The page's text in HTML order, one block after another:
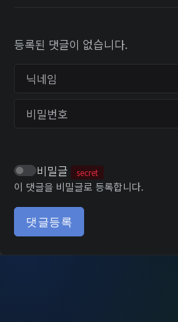
등록된 댓글이 없습니다.
닉네임
비밀번호
비밀글 secret
이 댓글을 비밀글로 등록합니다.
댓글등록